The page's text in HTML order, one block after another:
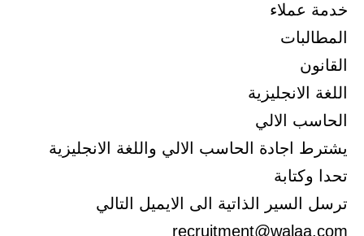
خدمة عملاء
المطالبات
القانون
اللغة الانجليزية
الحاسب الالي
يشترط اجادة الحاسب الالي واللغة الانجليزية
تحدا وكتابة
ترسل السير الذاتية الى الايميل التالي
recruitment@walaa.com